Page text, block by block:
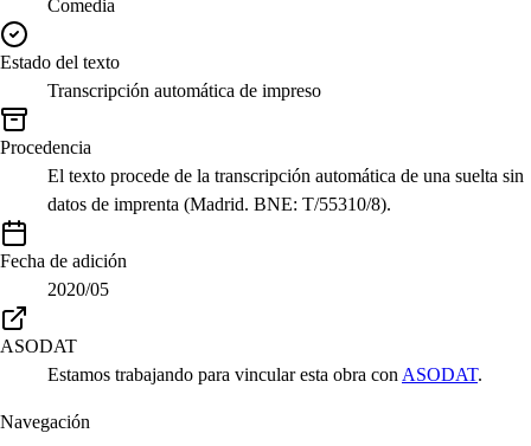
Comedia
Estado del texto
Transcripción automática de impreso
Procedencia
El texto procede de la transcripción automática de una suelta sin
datos de imprenta (Madrid. BNE: T/55310/8).
Fecha de adición
2020/05
ASODAT
Estamos trabajando para vincular esta obra con ASODAT.
Navegación